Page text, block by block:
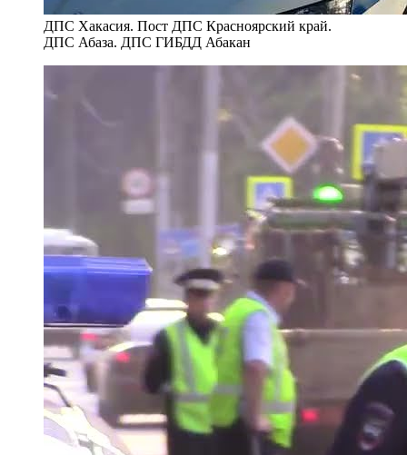
ДПС Хакасия. Пост ДПС Красноярский край.
ДПС Абаза. ДПС ГИБДД Абакан